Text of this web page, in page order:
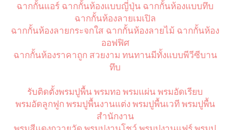
ฉากกั้นแอร์ ฉากกั้นห้องแบบญี่ปุ่น ฉากกั้นห้องแบบทึบ
ฉากกั้นห้องลายเมเปิล
ฉากกั้นห้องลายกระจกใส ฉากกั้นห้องลายไม้ ฉากกั้นห้อง
ออฟฟิศ
ฉากกั้นห้องราคาถูก สวยงาม ทนทานมีทั้งแบบพีวีซีบาน
ทึบ
รับติดตั้งพรมปูพื้น พรมทอ พรมแผ่น พรมอัดเรียบ
พรมอัดลูกฟูก พรมปูพื้นงานแต่ง พรมปูพื้นเวที พรมปูพื้น
สำนักงาน